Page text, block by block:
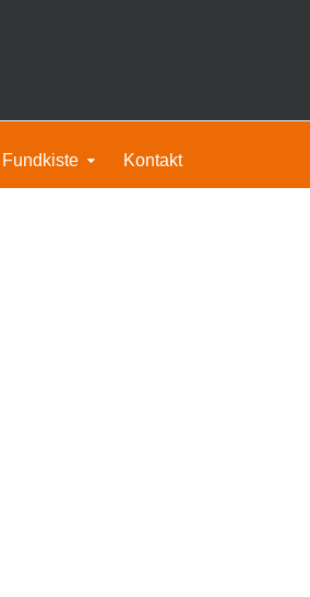
Fundkiste Kontakt